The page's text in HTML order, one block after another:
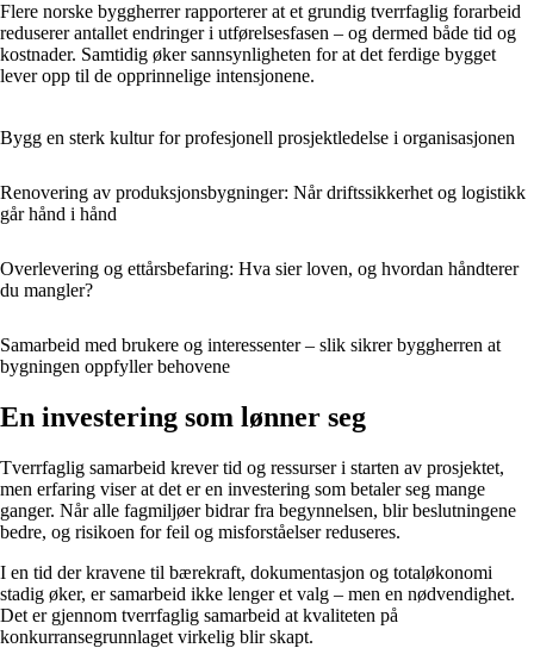
Flere norske byggherrer rapporterer at et grundig tverrfaglig forarbeid
reduserer antallet endringer i utførelsesfasen – og dermed både tid og
kostnader. Samtidig øker sannsynligheten for at det ferdige bygget
lever opp til de opprinnelige intensjonene.
Bygg en sterk kultur for profesjonell prosjektledelse i organisasjonen
Renovering av produksjonsbygninger: Når driftssikkerhet og logistikk
går hånd i hånd
Overlevering og ettårsbefaring: Hva sier loven, og hvordan håndterer
du mangler?
Samarbeid med brukere og interessenter – slik sikrer byggherren at
bygningen oppfyller behovene
En investering som lønner seg
Tverrfaglig samarbeid krever tid og ressurser i starten av prosjektet,
men erfaring viser at det er en investering som betaler seg mange
ganger. Når alle fagmiljøer bidrar fra begynnelsen, blir beslutningene
bedre, og risikoen for feil og misforståelser reduseres.
I en tid der kravene til bærekraft, dokumentasjon og totaløkonomi
stadig øker, er samarbeid ikke lenger et valg – men en nødvendighet.
Det er gjennom tverrfaglig samarbeid at kvaliteten på
konkurransegrunnlaget virkelig blir skapt.